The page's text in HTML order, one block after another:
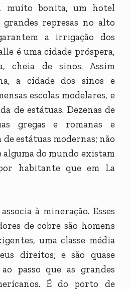
muito bonita, um hotel
represas no alto
a irrigação dos
é uma cidade próspera,
cheia de sinos. Assim
a cidade dos sinos e
escolas modelares, e
de estátuas. Dezenas de
gregas e romanas e
estátuas modernas; não
do mundo existam
habitante que em La
à mineração. Esses
de cobre são homens
uma classe média
direitos; e são quase
passo que as grandes
É do porto de